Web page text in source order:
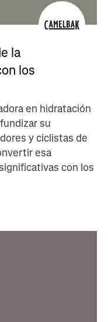
la
los
en hidratación
su
y ciclistas de
esa
con los